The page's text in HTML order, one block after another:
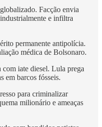
Facção envia
e infiltra
permanente antipolícia.
médica de Bolsonaro.
iate diesel. Lula prega
em barcos fósseis.
para criminalizar
milionário e ameaças